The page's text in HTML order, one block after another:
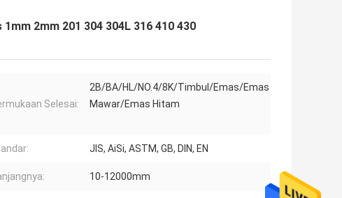
2mm 201 304 304L 316 410 430
Selesai:
2B/BA/HL/NO.4/8K/Timbul/Emas/Emas
Mawar/Emas Hitam
JIS, AiSi, ASTM, GB, DIN, EN
10-12000mm